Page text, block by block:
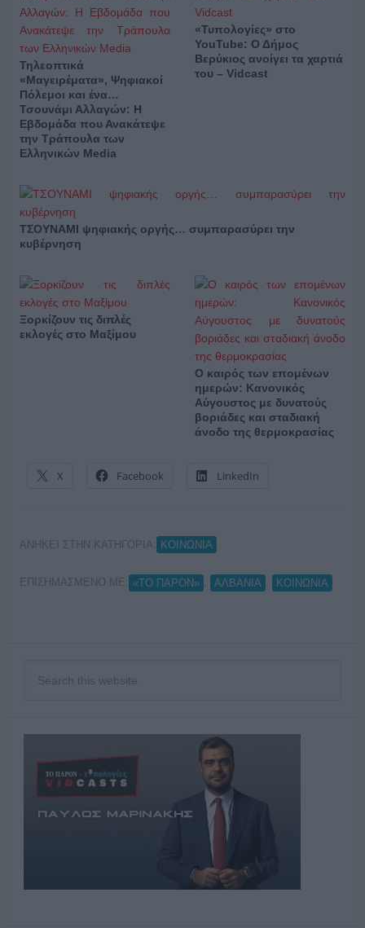
Τηλεοπτικά
«Μαγειρέματα», Ψηφιακοί
Πόλεμοι και ένα…
Τσουνάμι Αλλαγών: Η
Εβδομάδα που Ανακάτεψε
την Τράπουλα των
Ελληνικών Media
«Τυπολογίες» στο
YouTube: Ο Δήμος
Βερύκιος ανοίγει τα χαρτιά
του – Vidcast
ΤΣΟΥΝΑΜΙ ψηφιακής οργής… συμπαρασύρει την
κυβέρνηση
Ξορκίζουν τις διπλές
εκλογές στο Μαξίμου
Ο καιρός των επομένων
ημερών: Κανονικός
Αύγουστος με δυνατούς
βοριάδες και σταδιακή
άνοδο της θερμοκρασίας
X Facebook LinkedIn
ΑΝΗΚΕΙ ΣΤΗΝ ΚΑΤΗΓΟΡΙΑ: ΚΟΙΝΩΝΙΑ
ΕΠΙΣΗΜΑΣΜΕΝΟ ΜΕ: «ΤΟ ΠΑΡΟΝ» ΑΛΒΑΝΙΑ ΚΟΙΝΩΝΙΑ